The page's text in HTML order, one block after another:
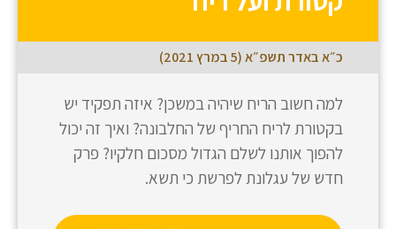
כ״א באדר תשפ״א (5 במרץ 2021)
למה חשוב הריח שיהיה במשכן? איזה תפקיד יש
בקטורת לריח החריף של החלבונה? ואיך זה יכול
להפוך אותנו לשלם הגדול מסכום חלקיו? פרק
חדש של עגלונת לפרשת כי תשא.